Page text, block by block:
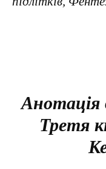
Анотація
Третя